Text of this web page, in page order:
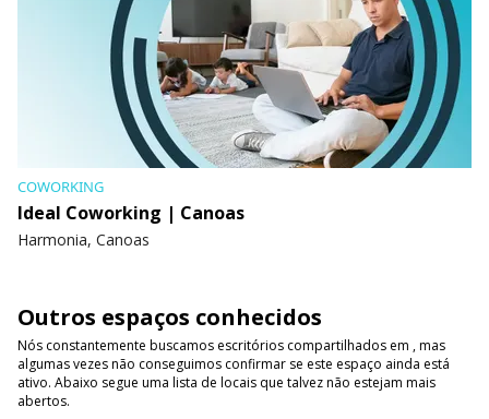
COWORKING
Ideal Coworking | Canoas
Harmonia, Canoas
Outros espaços conhecidos
Nós constantemente buscamos escritórios compartilhados em , mas
algumas vezes não conseguimos confirmar se este espaço ainda está
ativo. Abaixo segue uma lista de locais que talvez não estejam mais
abertos.